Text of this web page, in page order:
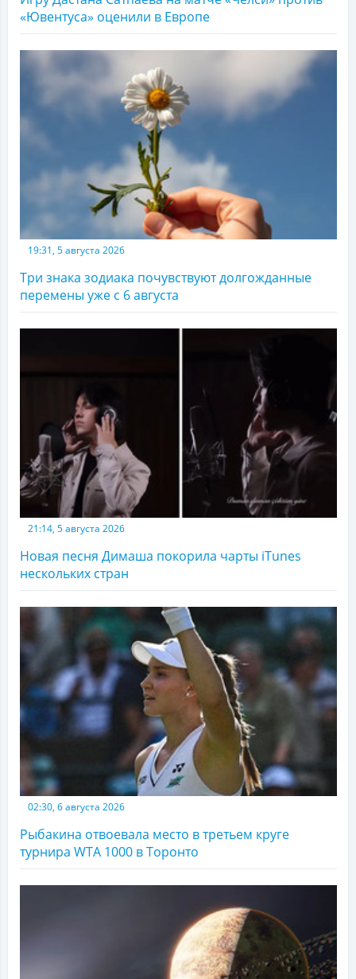
«Ювентуса» оценили в Европе
19:31, 5 августа 2026
Три знака зодиака почувствуют долгожданные
перемены уже с 6 августа
21:14, 5 августа 2026
Новая песня Димаша покорила чарты iTunes
нескольких стран
02:30, 6 августа 2026
Рыбакина отвоевала место в третьем круге
турнира WTA 1000 в Торонто